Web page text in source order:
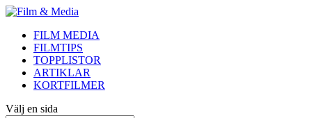
FILM MEDIA
FILMTIPS
TOPPLISTOR
ARTIKLAR
KORTFILMER
Välj en sida